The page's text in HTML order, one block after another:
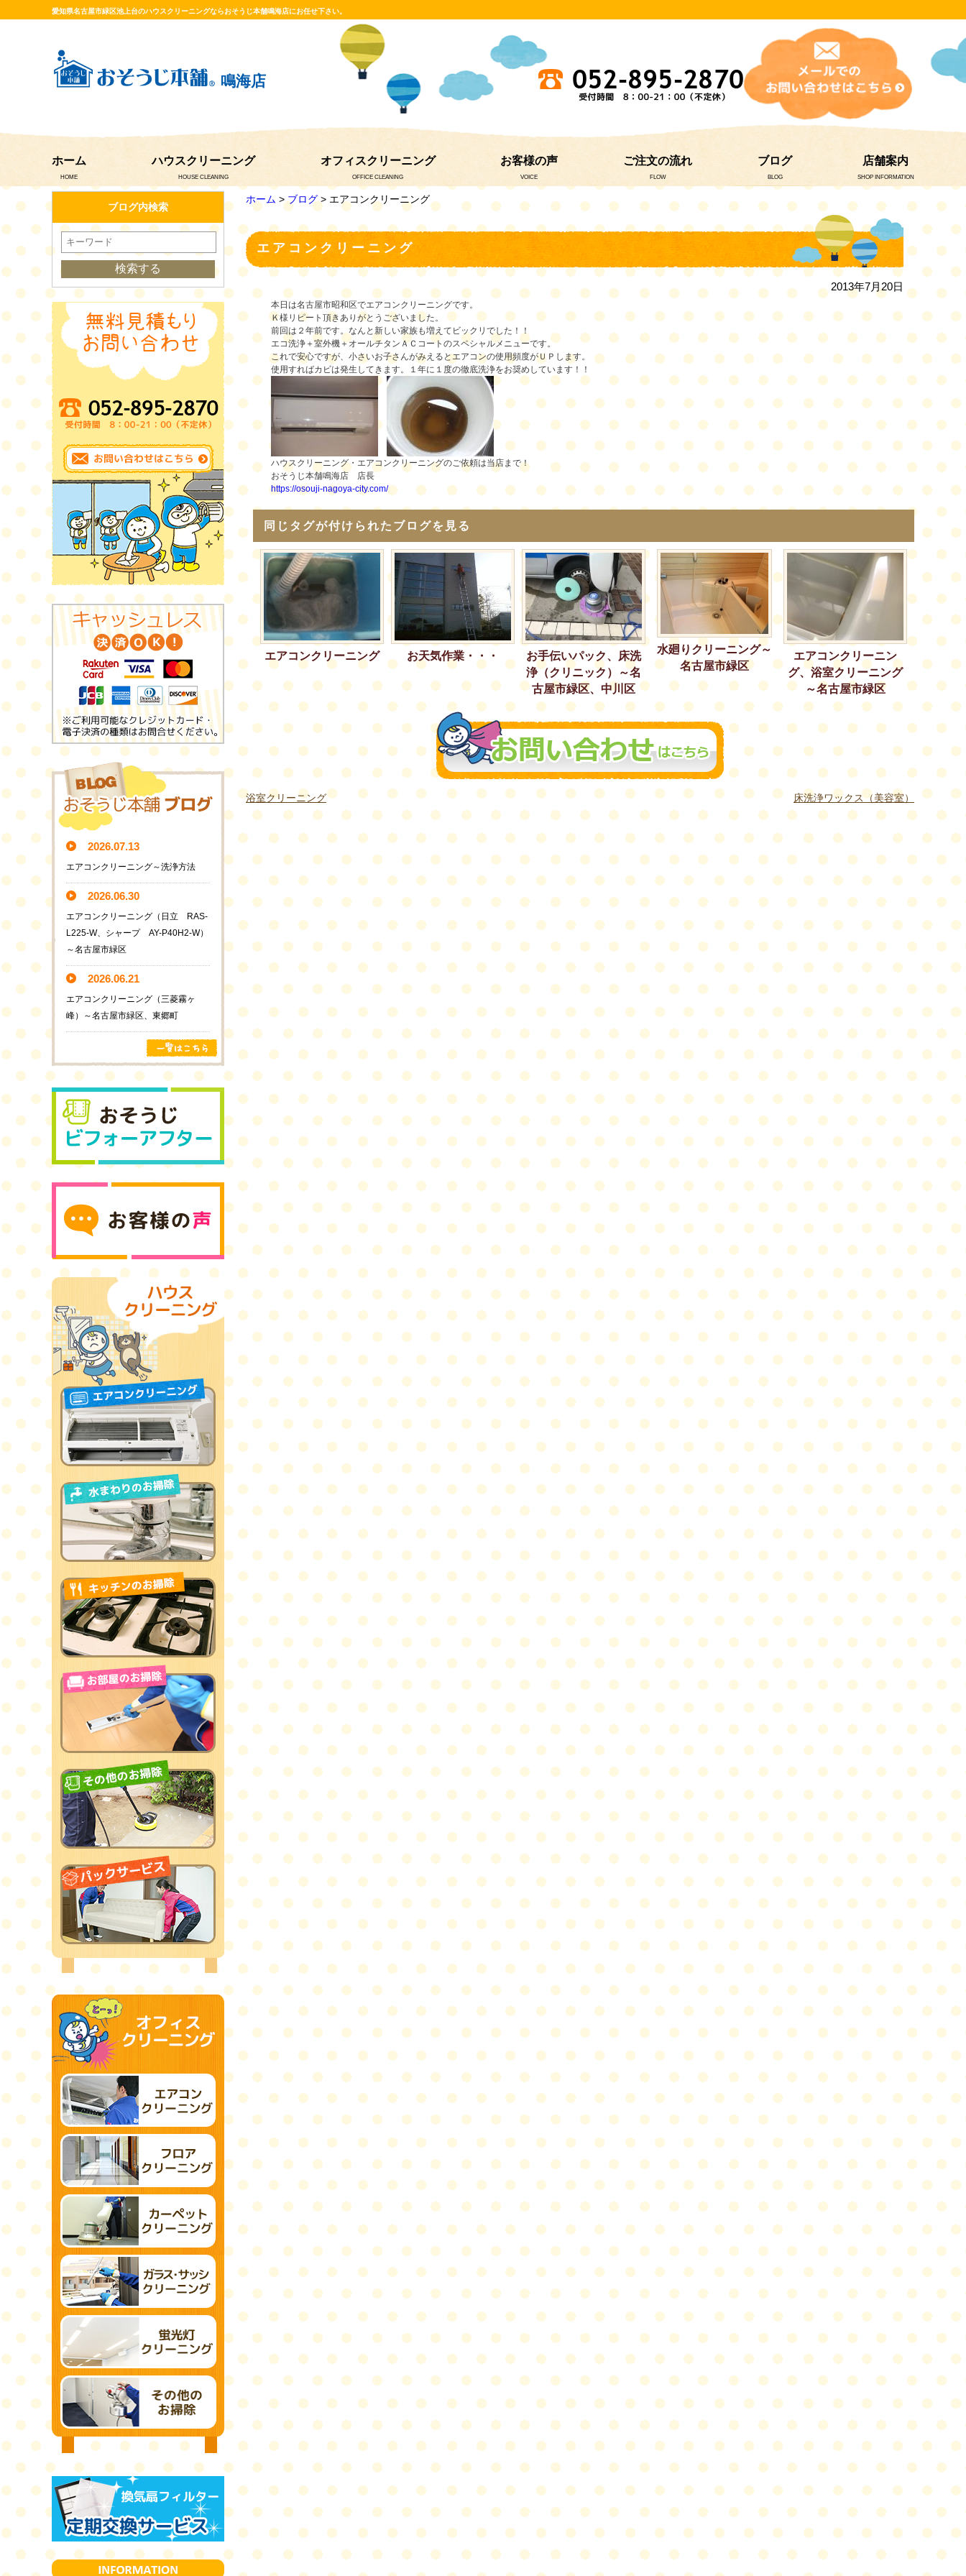
愛知県名古屋市緑区池上台のハウスクリーニングならおそうじ本舗鳴海店にお任せ下さい。
鳴海店
ホーム
HOME
ハウスクリーニング
HOUSE CLEANING
オフィスクリーニング
OFFICE CLEANING
お客様の声
VOICE
ご注文の流れ
FLOW
ブログ
BLOG
店舗案内
SHOP INFORMATION
ホーム >ブログ> エアコンクリーニング
エアコンクリーニング
2013年7月20日
本日は名古屋市昭和区でエアコンクリーニングです。
Ｋ様リピート頂きありがとうございました。
前回は２年前です。なんと新しい家族も増えてビックリでした！！
エコ洗浄＋室外機＋オールチタンＡＣコートのスペシャルメニューです。
これで安心ですが、小さいお子さんがみえるとエアコンの使用頻度がＵＰします。
使用すればカビは発生してきます。１年に１度の徹底洗浄をお奨めしています！！
ハウスクリーニング・エアコンクリーニングのご依頼は当店まで！
おそうじ本舗鳴海店 店長
https://osouji-nagoya-city.com/
同じタグが付けられたブログを見る
エアコンクリーニング お天気作業・・・
お手伝いパック、床洗
浄（クリニック）～名
古屋市緑区、中川区
水廻りクリーニング～
名古屋市緑区
エアコンクリーニン
グ、浴室クリーニング
～名古屋市緑区
浴室クリーニング 床洗浄ワックス（美容室）
ブログ内検索
2026.07.13
エアコンクリーニング～洗浄方法
2026.06.30
エアコンクリーニング（日立 RAS-
L225-W、シャープ AY-P40H2-W）
～名古屋市緑区
2026.06.21
エアコンクリーニング（三菱霧ヶ
峰）～名古屋市緑区、東郷町